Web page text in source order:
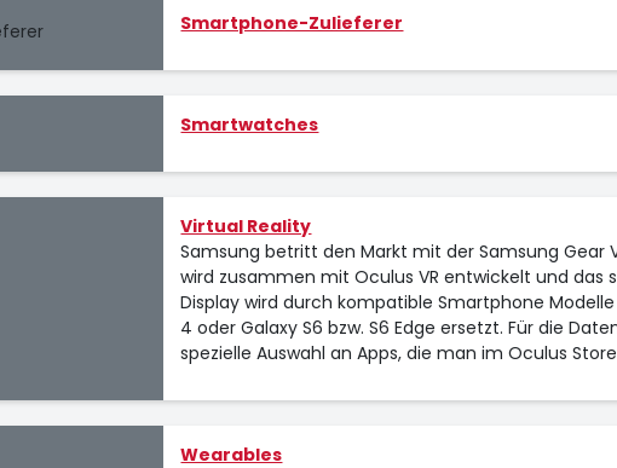
Smartphone-Zulieferer
Smartwatches
Virtual Reality
Samsung betritt den Markt mit der Samsung Gear
wird zusammen mit Oculus VR entwickelt und das
Display wird durch kompatible Smartphone
4 oder Galaxy S6 bzw. S6 Edge ersetzt. Für die
spezielle Auswahl an Apps, die man im Oculus
Wearables